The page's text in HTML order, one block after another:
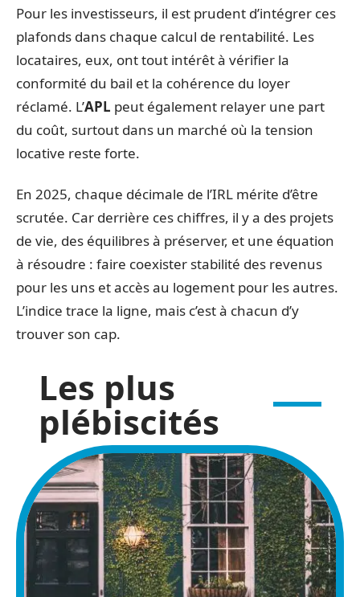
Pour les investisseurs, il est prudent d’intégrer ces
plafonds dans chaque calcul de rentabilité. Les
locataires, eux, ont tout intérêt à vérifier la
conformité du bail et la cohérence du loyer
réclamé. L’APL peut également relayer une part
du coût, surtout dans un marché où la tension
locative reste forte.
En 2025, chaque décimale de l’IRL mérite d’être
scrutée. Car derrière ces chiffres, il y a des projets
de vie, des équilibres à préserver, et une équation
à résoudre : faire coexister stabilité des revenus
pour les uns et accès au logement pour les autres.
L’indice trace la ligne, mais c’est à chacun d’y
trouver son cap.
Les plus
plébiscités